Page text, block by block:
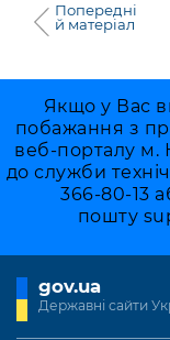
Попередні
й матеріал
Якщо у Вас
побажання з
веб-порталу м.
до служби
366-80-13
пошту
gov.ua
Державні сайти